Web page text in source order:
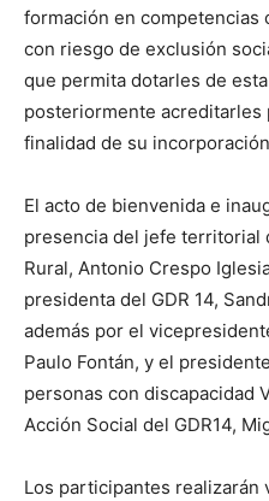
formación en competencias
con riesgo de exclusión
que permita dotarles de
posteriormente acreditarles
finalidad de su
El acto de bienvenida e
presencia del jefe territorial
Rural, Antonio Crespo
presidenta del GDR 14,
además por el
Paulo Fontán, y el
personas con discapacidad
Acción Social del GDR14,
Los participantes realizarán